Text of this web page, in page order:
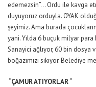
edemezsin”… Ordu ile kavga
duyuyoruz orduyla. OYAK
şeyimiz. Ama burada
yani. Yılda 6 buçuk milyar
Sanayici ağlıyor, 60 bin dosya
boğazımızı sıkıyor. Belediye
“ÇAMUR ATIYORLAR “